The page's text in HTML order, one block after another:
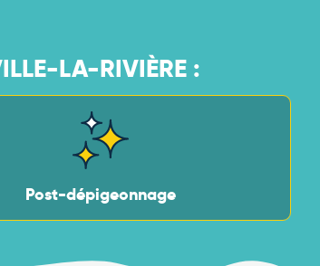
LA-RIVIÈRE :
Post-dépigeonnage